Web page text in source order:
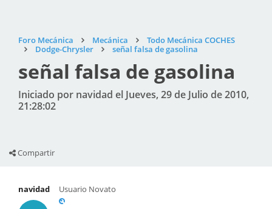
Foro Mecánica Mecánica
Todo Mecánica COCHES
Dodge-Chrysler
señal falsa de gasolina
señal falsa de gasolina
Iniciado por navidad el Jueves, 29 de Julio de 2010,
21:28:02
Compartir
navidad Usuario Novato